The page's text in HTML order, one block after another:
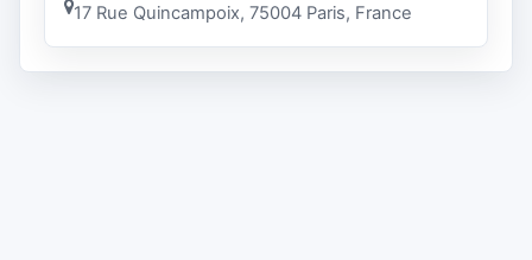
17 Rue Quincampoix, 75004 Paris, France